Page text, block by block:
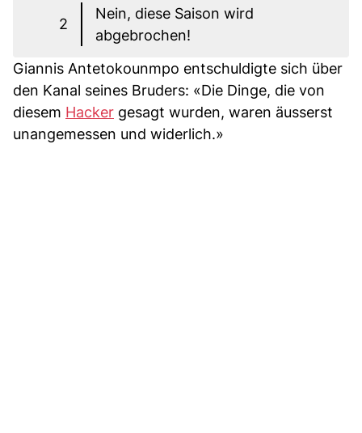
2
Nein, diese Saison wird
abgebrochen!
Giannis Antetokounmpo entschuldigte sich über
den Kanal seines Bruders: «Die Dinge, die von
diesem Hacker gesagt wurden, waren äusserst
unangemessen und widerlich.»